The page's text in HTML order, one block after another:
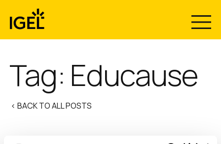
content
Tag: Educause
< BACK TO ALL POSTS